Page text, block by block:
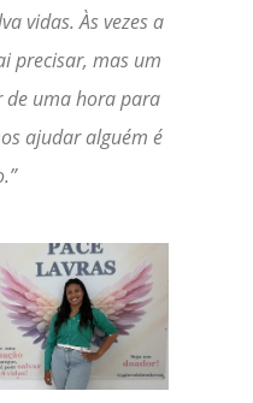
vidas. Às vezes a
precisar, mas um
de uma hora para
ajudar alguém é